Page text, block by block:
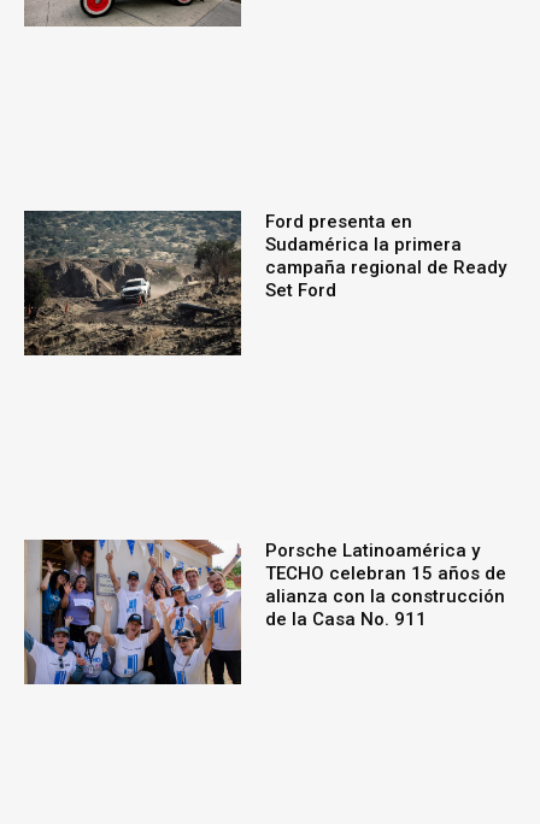
Ford presenta en
Sudamérica la primera
campaña regional de Ready
Set Ford
Porsche Latinoamérica y
TECHO celebran 15 años de
alianza con la construcción
de la Casa No. 911